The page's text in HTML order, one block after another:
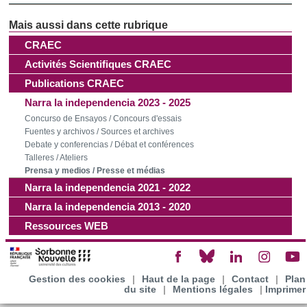
CRAEC
Activités Scientifiques CRAEC
Publications CRAEC
Narra la independencia 2023 - 2025
Concurso de Ensayos / Concours d'essais
Fuentes y archivos / Sources et archives
Debate y conferencias / Débat et conférences
Talleres / Ateliers
Prensa y medios / Presse et médias
Narra la independencia 2021 - 2022
Narra la independencia 2013 - 2020
Ressources WEB
Gestion des cookies Haut de la page Contact
Plan
du site
Mentions légales Imprimer